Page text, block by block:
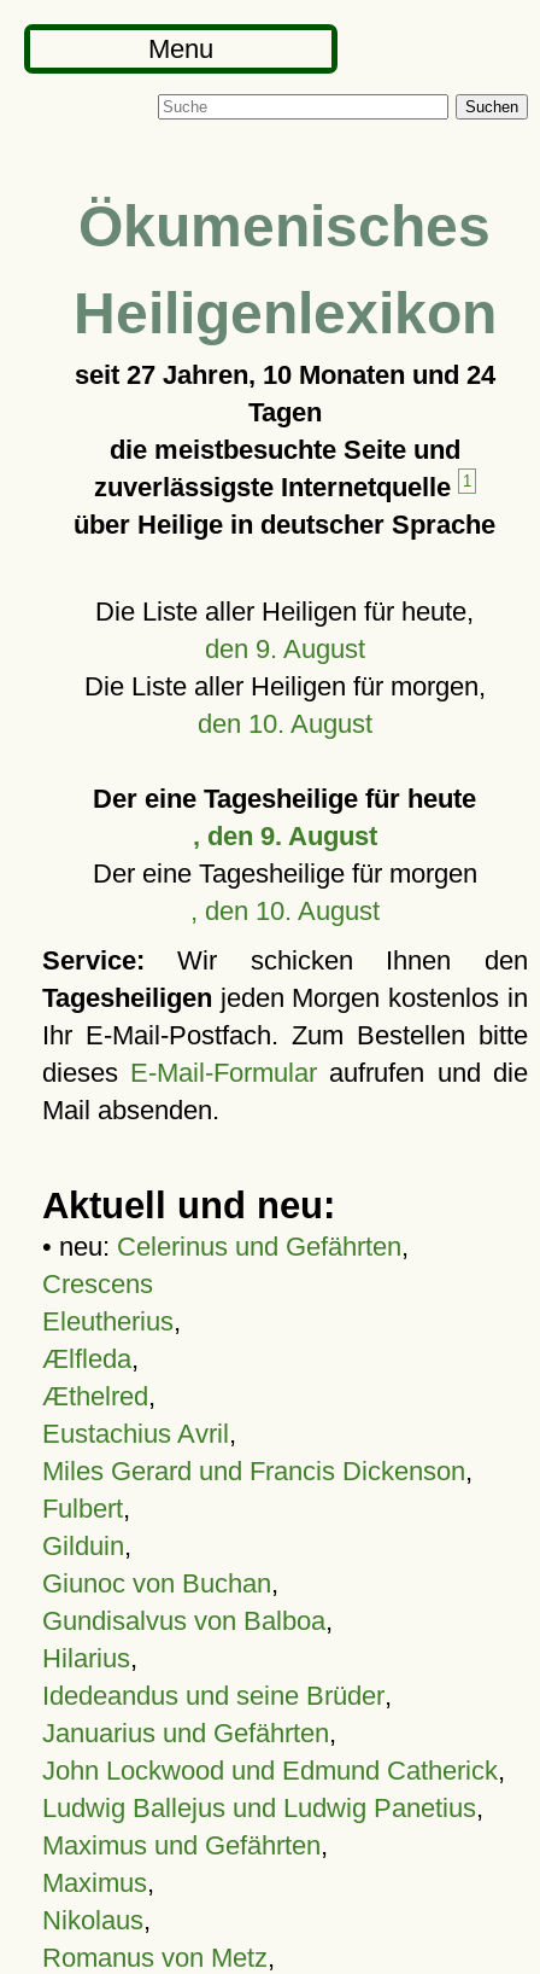
Menu
Suchen
Ökumenisches
Heiligenlexikon
seit 27 Jahren, 10 Monaten und 24
Tagen
die meistbesuchte Seite und
zuverlässigste Internetquelle
1
über Heilige in deutscher Sprache
Die Liste aller Heiligen für heute,
den 9. August
Die Liste aller Heiligen für morgen,
den 10. August
Der eine Tagesheilige für heute
, den 9. August
Der eine Tagesheilige für morgen
, den 10. August
Service: Wir schicken Ihnen den
Tagesheiligen jeden Morgen kostenlos in
Ihr E-Mail-Postfach. Zum Bestellen bitte
dieses E-Mail-Formular aufrufen und die
Mail absenden.
Aktuell und neu:
• neu: Celerinus und Gefährten,
Crescens
Eleutherius,
Ælfleda,
Æthelred,
Eustachius Avril,
Miles Gerard und Francis Dickenson,
Fulbert,
Gilduin,
Giunoc von Buchan,
Gundisalvus von Balboa,
Hilarius,
Idedeandus und seine Brüder,
Januarius und Gefährten,
John Lockwood und Edmund Catherick,
Ludwig Ballejus und Ludwig Panetius,
Maximus und Gefährten,
Maximus,
Nikolaus,
Romanus von Metz,